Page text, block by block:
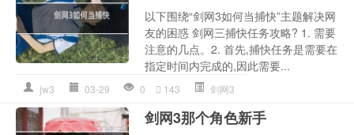
以下围绕“剑网3如何当捕快”主题解决网
友的困惑 剑网三捕快任务攻略? 1. 需要
注意的几点。2. 首先,捕快任务是需要在
指定时间内完成的,因此需要...
jw3 03-29 0 143 剑网3
剑网3那个角色新手